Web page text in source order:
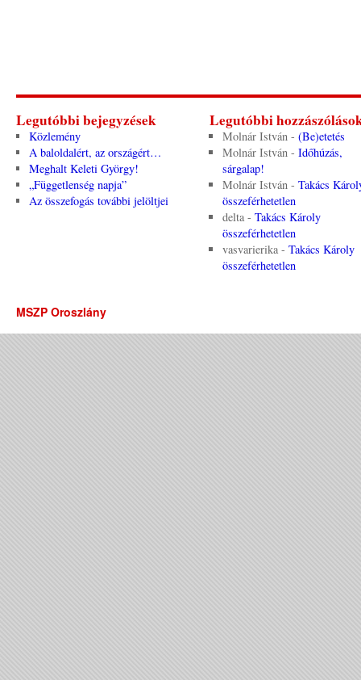
Legutóbbi bejegyzések
Közlemény
A baloldalért, az országért…
Meghalt Keleti György!
„Függetlenség napja”
Az összefogás további jelöltjei
Legutóbbi
Molnár István- (Be)etetés
Molnár István- Időhúzás,
sárgalap!
Molnár István- Takács
összeférhetetlen
delta- Takács Károly
összeférhetetlen
vasvarierika- Takács Károly
összeférhetetlen
MSZP Oroszlány